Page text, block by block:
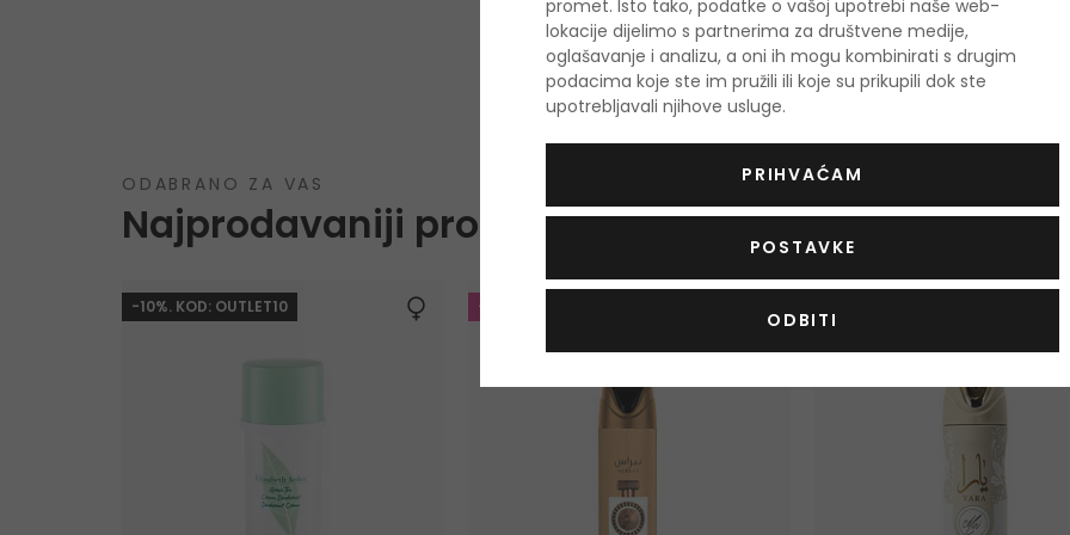
30 ml
Na zalihi
24,50 €
25x1 ml
4 verzije
ODABRANO ZA VAS
Najprodavaniji proizvodi
-10%. KOD: OUTLET10 -20%. KOD: OUTLET20
promet. Isto tako, podatke o vašoj upotrebi naše web-
lokacije dijelimo s partnerima za društvene medije,
oglašavanje i analizu, a oni ih mogu kombinirati s drugim
podacima koje ste im pružili ili koje su prikupili dok ste
upotrebljavali njihove usluge.
PRIHVAĆAM
POSTAVKE
ODBITI